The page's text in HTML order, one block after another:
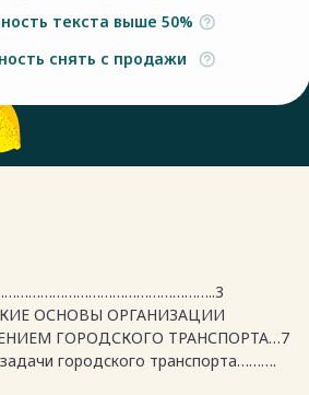
текста выше 50%
снять с продажи
ОСНОВЫ ОРГАНИЗАЦИИ
ГОРОДСКОГО ТРАНСПОРТА…7
городского транспорта……….